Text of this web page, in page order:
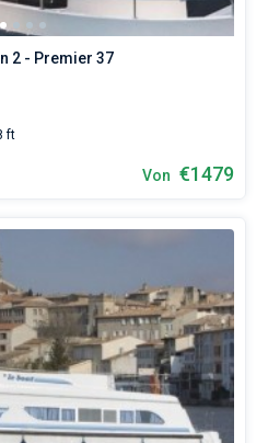
2 - Premier 37
ft
Von €1479